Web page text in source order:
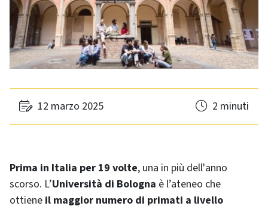
12 marzo 2025 2 minuti
Prima in Italia per 19 volte, una in più dell'anno
scorso. L’Università di Bologna è l’ateneo che
ottiene il maggior numero di primati a livello